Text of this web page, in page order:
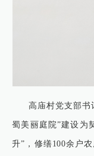
高庙村党支部书
蜀美丽庭院”建设为
升”，修缮100余户